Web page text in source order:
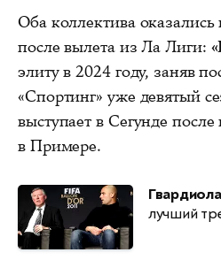
Оба коллектива
после вылета из Ла Лиги:
элиту в 2024 году, заняв
«Спортинг» уже девятый
выступает в Сегунде
в Примере.
лучший